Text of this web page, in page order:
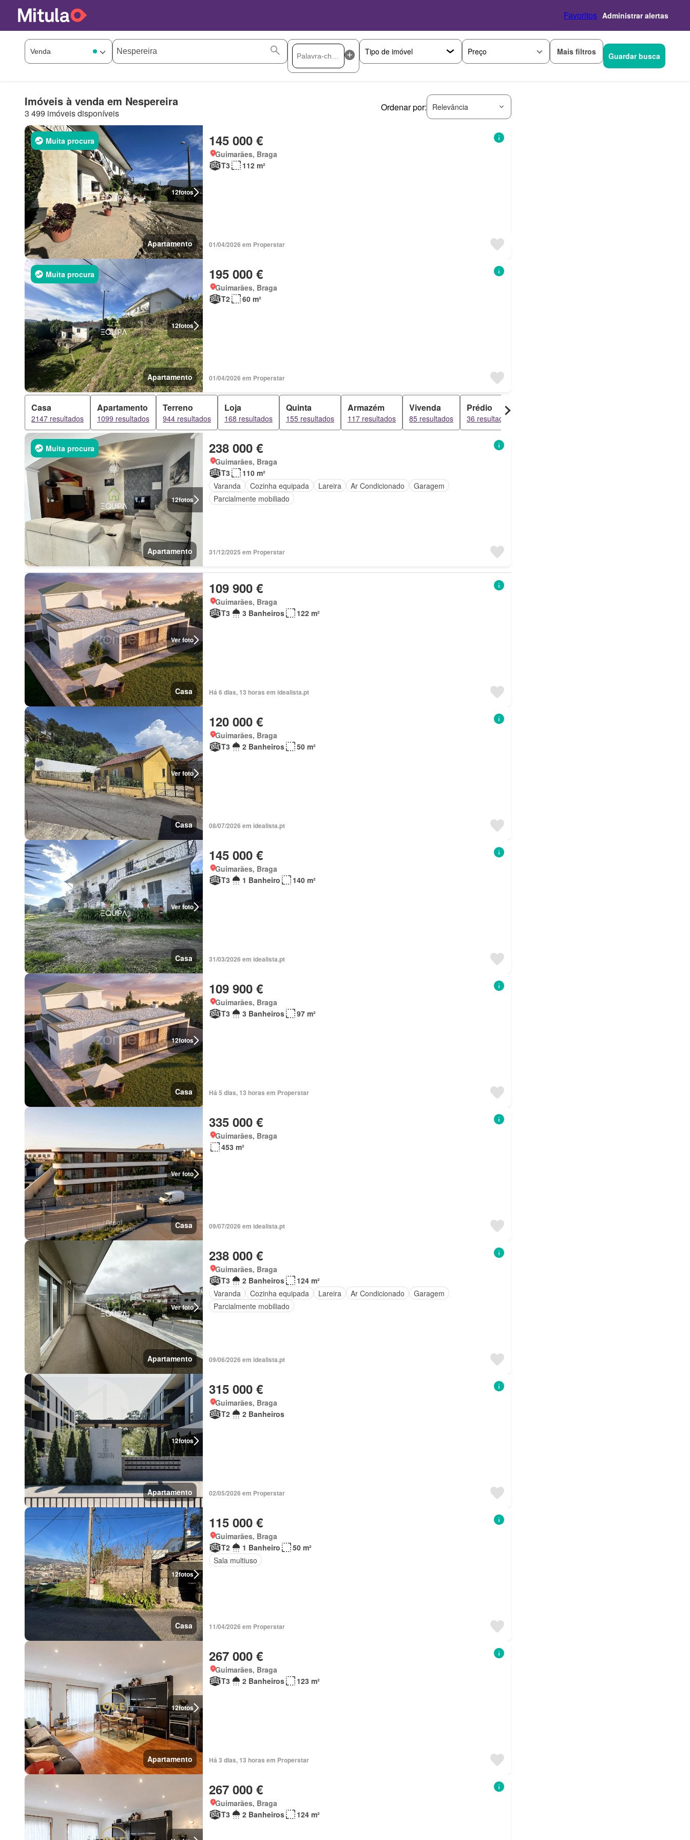
Favoritos Administrar alertas
Preço Mais filtros Guardar busca
Imóveis à venda em Nespereira
3 499 imóveis disponíveis
Ordenar por: Relevância
12fotos
Muita procura
Apartamento
145 000 €
Guimarães, Braga
T3
112 m²
01/04/2026 em Properstar
12fotos
Muita procura
Apartamento
195 000 €
Guimarães, Braga
T2
60 m²
01/04/2026 em Properstar
Casa
2147 resultados
Apartamento
1099 resultados
Terreno
944 resultados
Loja
168 resultados
Quinta
155 resultados
Armazém
117 resultados
Vivenda
85 resultados
Prédio
36 resultados
12fotos
Muita procura
Apartamento
238 000 €
Guimarães, Braga
T3
110 m²
Varanda
Cozinha equipada Lareira Ar Condicionado
Garagem
Parcialmente mobiliado
31/12/2025 em Properstar
Ver foto
Casa
109 900 €
Guimarães, Braga
T3
3 Banheiros 122 m²
Há 6 dias, 13 horas em idealista.pt
Ver foto
Casa
120 000 €
Guimarães, Braga
T3
2 Banheiros 50 m²
08/07/2026 em idealista.pt
Ver foto
Casa
145 000 €
Guimarães, Braga
T3
1 Banheiro 140 m²
31/03/2026 em idealista.pt
12fotos
Casa
109 900 €
Guimarães, Braga
T3
3 Banheiros 97 m²
Há 5 dias, 13 horas em Properstar
Ver foto
Casa
335 000 €
Guimarães, Braga
453 m²
09/07/2026 em idealista.pt
Ver foto
Apartamento
238 000 €
Guimarães, Braga
T3
2 Banheiros
124 m²
Varanda
Cozinha equipada Lareira Ar Condicionado
Garagem
Parcialmente mobiliado
09/06/2026 em idealista.pt
12fotos
Apartamento
315 000 €
Guimarães, Braga
T2
2 Banheiros
02/05/2026 em Properstar
12fotos
Casa
115 000 €
Guimarães, Braga
T2
1 Banheiro
50 m²
Sala multiuso
11/04/2026 em Properstar
12fotos
Apartamento
267 000 €
Guimarães, Braga
T3
2 Banheiros 123 m²
Há 3 dias, 13 horas em Properstar
267 000 €
Guimarães, Braga
T3
2 Banheiros 124 m²